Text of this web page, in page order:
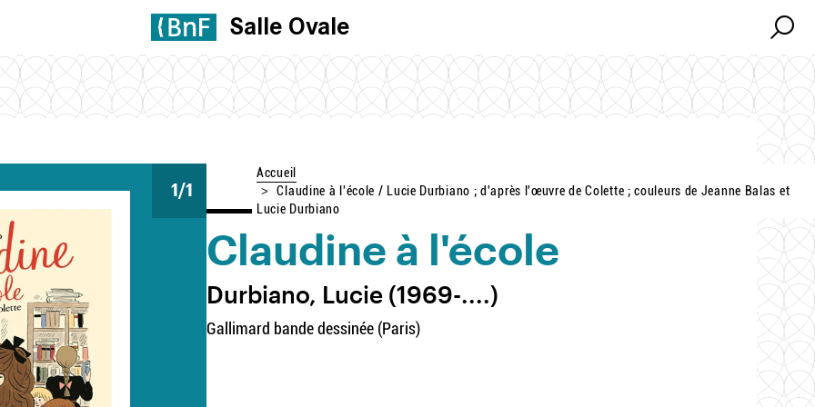
Salle Ovale Search
Search
Accueil
Claudine à l'école / Lucie Durbiano ; d'après l'œuvre de Colette ; couleurs de Jeanne Balas et
Lucie Durbiano
1/1
Claudine à l'école
Durbiano, Lucie (1969-....)
Gallimard bande dessinée (Paris)